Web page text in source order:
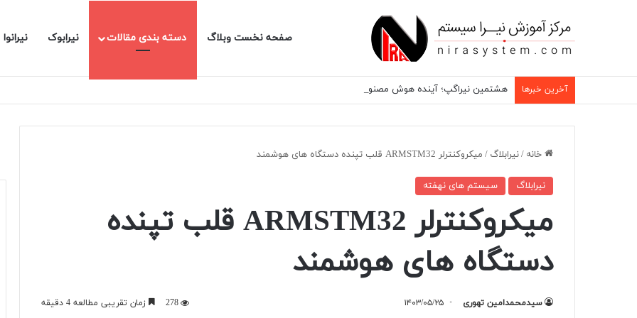
صفحه نخست وبلاگ دسته بندی مقالات نیرابوک نیرانوا
آخرین خبرها هشتمین نیراگپ؛ آینده هوش مصنوعی در سیستم های نهفته (Embedded AI)
خانه /نیرابلاگ / میکروکنترلر ARMSTM32 قلب تپنده دستگاه های هوشمند
نیرابلاگ سیستم های نهفته
میکروکنترلر ARMSTM32 قلب تپنده
دستگاه های هوشمند
سیدمحمدامین تهوری ۱۴۰۳/۰۵/۲۵ 278 زمان تقریبی مطالعه 4 دقیقه